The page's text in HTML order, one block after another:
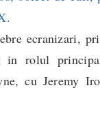
ecranizari,
in rolul
cu Jeremy